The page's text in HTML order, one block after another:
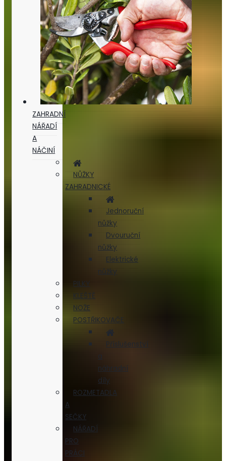
ZAHRADNÍ
NÁŘADÍ
A
NÁČINÍ
NŮŽKY
ZAHRADNICKÉ
Jednoruční
nůžky
Dvouruční
nůžky
Elektrické
nůžky
PILKY
KLEŠTĚ
NOŽE
POSTŘIKOVAČE
Příslušenství
a
náhradní
díly
ROZMETADLA
A
SEČKY
NÁŘADÍ
PRO
PRÁCI